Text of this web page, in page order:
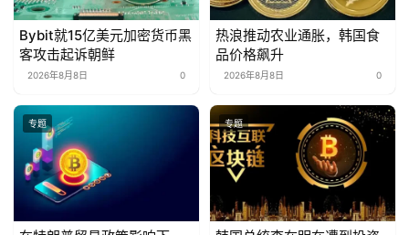
Bybit就15亿美元加密货币黑
客攻击起诉朝鲜
2026年8月8日 0
热浪推动农业通胀，韩国食
品价格飙升
2026年8月8日 0
专题 专题